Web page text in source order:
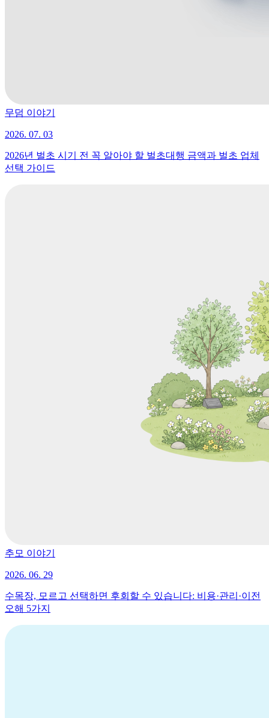
무덤 이야기
2026. 07. 03
2026년 벌초 시기 전 꼭 알아야 할 벌초대행 금액과 벌초 업체
선택 가이드
추모 이야기
2026. 06. 29
수목장, 모르고 선택하면 후회할 수 있습니다: 비용·관리·이전
오해 5가지